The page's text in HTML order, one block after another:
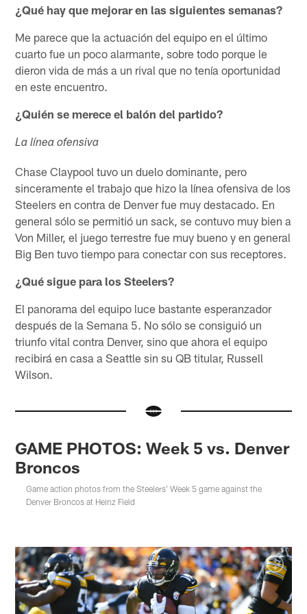
¿Qué hay que mejorar en las siguientes semanas?
Me parece que la actuación del equipo en el último
cuarto fue un poco alarmante, sobre todo porque le
dieron vida de más a un rival que no tenía oportunidad
en este encuentro.
¿Quién se merece el balón del partido?
La línea ofensiva
Chase Claypool tuvo un duelo dominante, pero
sinceramente el trabajo que hizo la línea ofensiva de los
Steelers en contra de Denver fue muy destacado. En
general sólo se permitió un sack, se contuvo muy bien a
Von Miller, el juego terrestre fue muy bueno y en general
Big Ben tuvo tiempo para conectar con sus receptores.
¿Qué sigue para los Steelers?
El panorama del equipo luce bastante esperanzador
después de la Semana 5. No sólo se consiguió un
triunfo vital contra Denver, sino que ahora el equipo
recibirá en casa a Seattle sin su QB titular, Russell
Wilson.
GAME PHOTOS: Week 5 vs. Denver
Broncos
Game action photos from the Steelers' Week 5 game against the
Denver Broncos at Heinz Field